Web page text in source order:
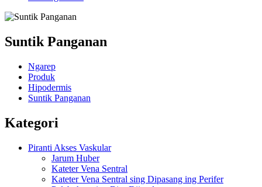
Suntik Panganan
Ngarep
Produk
Hipodermis
Suntik Panganan
Kategori
Piranti Akses Vaskular
Jarum Huber
Kateter Vena Sentral
Kateter Vena Sentral sing Dipasang ing Perifer